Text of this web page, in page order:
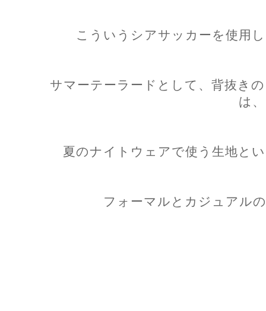
こういうシアサッカーを使用
サマーテーラードとして、背抜き
は、
夏のナイトウェアで使う生地と
フォーマルとカジュアル